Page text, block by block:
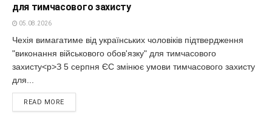
для тимчасового захисту
05.08.2026
Чехія вимагатиме від українських чоловіків підтвердження
"виконання військового обов'язку" для тимчасового
захисту<p>З 5 серпня ЄС змінює умови тимчасового захисту
для...
READ MORE